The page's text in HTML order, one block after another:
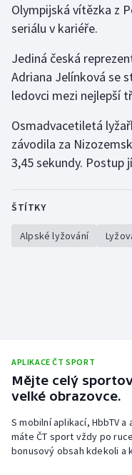
Olympijské hry
Plavání
Ragby
Veslování
Vodní slalom
Volejbal
Olympijská vítězka z
seriálu v kariéře.
Jediná česká
Adriana Jelínková se
ledovci mezi nejlepší
Osmadvacetiletá
závodila za
3,45 sekundy. Postup
ŠTÍTKY
Alpské lyžování
APLIKACE ČT SPORT
Mějte celý
velké obrazovce.
S mobilní aplikací, HbbTV
máte ČT sport vždy po
bonusový obsah kdekoli a